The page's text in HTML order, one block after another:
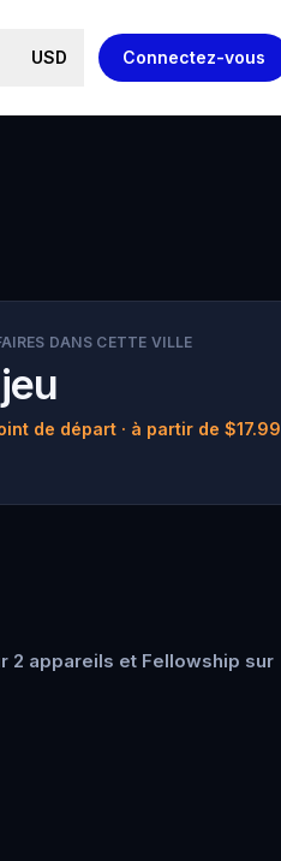
USD Connectez-vous
DANS CETTE VILLE
de départ · à partir de $17.99
2 appareils et Fellowship sur